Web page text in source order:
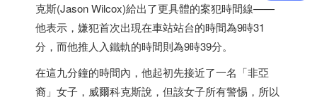
克斯(Jason Wilcox)給出了更具體的案犯時間線——
他表示，嫌犯首次出現在車站站台的時間為9時31
分，而他推人入鐵軌的時間則為9時39分。
在這九分鐘的時間內，他起初先接近了一名「非亞
裔」女子，威爾科克斯說，但該女子所有警惕，所以